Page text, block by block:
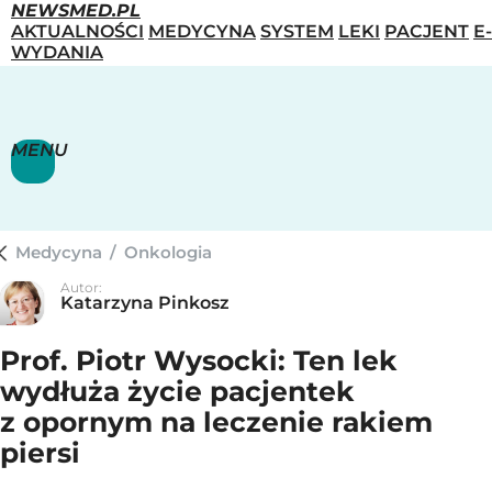
NEWSMED.PL
AKTUALNOŚCI MEDYCYNA SYSTEM LEKI PACJENT E-
WYDANIA
MENU
Medycyna / Onkologia
Autor:
Katarzyna Pinkosz
Prof. Piotr Wysocki: Ten lek
wydłuża życie pacjentek
z opornym na leczenie rakiem
piersi